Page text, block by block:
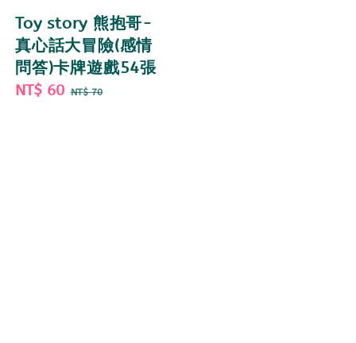
Toy story 熊抱哥-
真心話大冒險(感情
問答)卡牌遊戲54張
Sale
NT$ 60 Regular
NT$ 70